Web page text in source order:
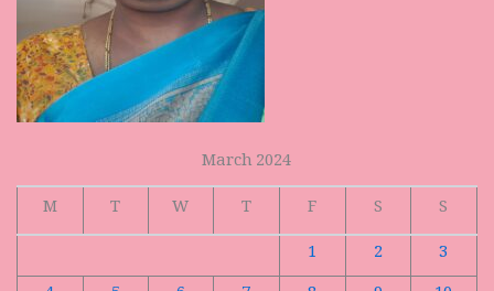
March 2024
M
T W T F S
S
1
2
3